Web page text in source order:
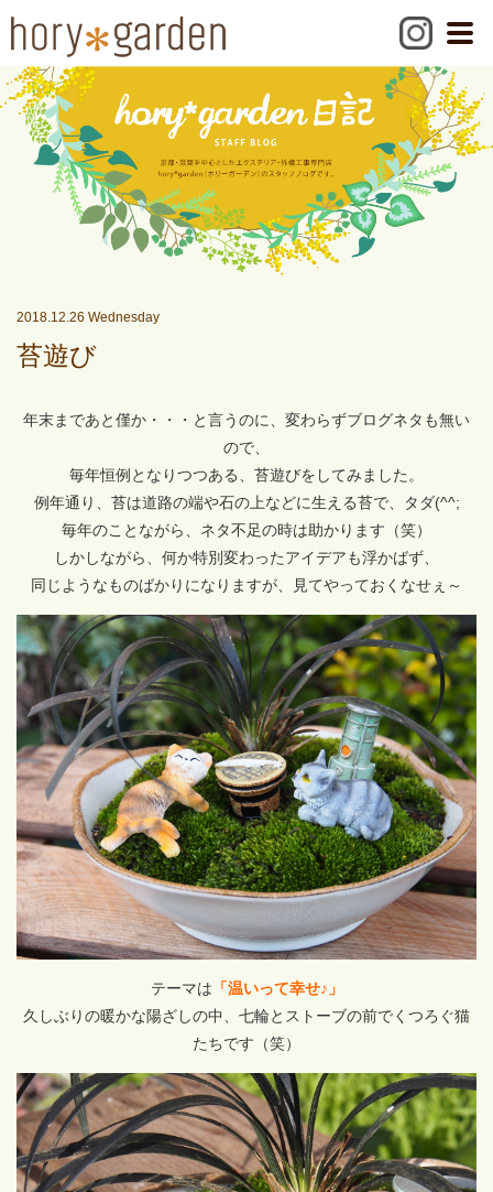
2018.12.26 Wednesday
苔遊び
年末まであと僅か・・・と言うのに、変わらずブログネタも無い
ので、
毎年恒例となりつつある、苔遊びをしてみました。
例年通り、苔は道路の端や石の上などに生える苔で、タダ(^^;
毎年のことながら、ネタ不足の時は助かります（笑）
しかしながら、何か特別変わったアイデアも浮かばず、
同じようなものばかりになりますが、見てやっておくなせぇ～
テーマは 「温いって幸せ♪」
久しぶりの暖かな陽ざしの中、七輪とストーブの前でくつろぐ猫
たちです（笑）